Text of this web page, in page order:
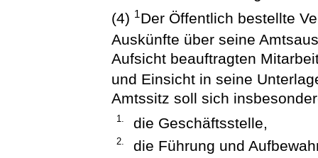
(4) 1Der Öffentlich bestellte
Auskünfte über seine
Aufsicht beauftragten
und Einsicht in seine
Amtssitz soll sich
1. die Geschäftsstelle,
2. die Führung und